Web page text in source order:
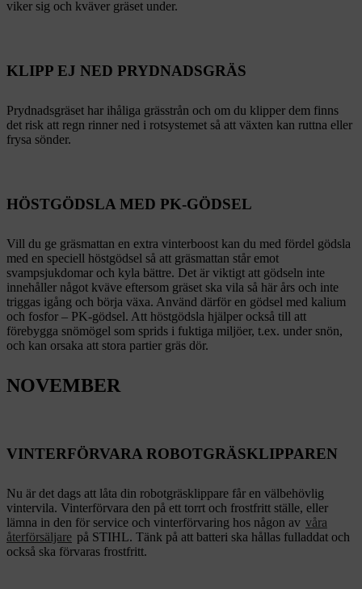
viker sig och kväver gräset under.
KLIPP EJ NED PRYDNADSGRÄS
Prydnadsgräset har ihåliga grässtrån och om du klipper dem finns
det risk att regn rinner ned i rotsystemet så att växten kan ruttna eller
frysa sönder.
HÖSTGÖDSLA MED PK-GÖDSEL
Vill du ge gräsmattan en extra vinterboost kan du med fördel gödsla
med en speciell höstgödsel så att gräsmattan står emot
svampsjukdomar och kyla bättre. Det är viktigt att gödseln inte
innehåller något kväve eftersom gräset ska vila så här års och inte
triggas igång och börja växa. Använd därför en gödsel med kalium
och fosfor – PK-gödsel. Att höstgödsla hjälper också till att
förebygga snömögel som sprids i fuktiga miljöer, t.ex. under snön,
och kan orsaka att stora partier gräs dör.
NOVEMBER
VINTERFÖRVARA ROBOTGRÄSKLIPPAREN
Nu är det dags att låta din robotgräsklippare får en välbehövlig
vintervila. Vinterförvara den på ett torrt och frostfritt ställe, eller
lämna in den för service och vinterförvaring hos någon av våra
återförsäljare på STIHL. Tänk på att batteri ska hållas fulladdat och
också ska förvaras frostfritt.